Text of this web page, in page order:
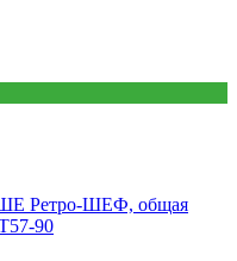
Ретро-ШЕФ, общая
90